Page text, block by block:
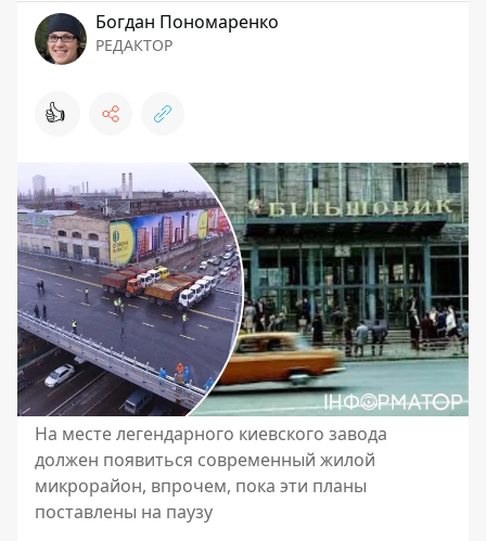
Богдан Пономаренко
РЕДАКТОР
👍
На месте легендарного киевского завода
должен появиться современный жилой
микрорайон, впрочем, пока эти планы
поставлены на паузу